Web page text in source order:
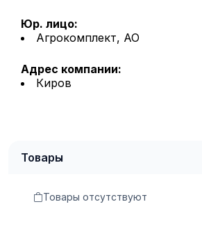
Юр. лицо:
Агрокомплект, АО
Адрес компании:
Киров
Товары
Товары отсутствуют